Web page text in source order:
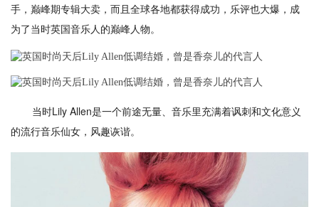
手，巅峰期专辑大卖，而且全球各地都获得成功，乐评也大爆，成
为了当时英国音乐人的巅峰人物。
当时Lily Allen是一个前途无量、音乐里充满着讽刺和文化意义
的流行音乐仙女，风趣诙谐。